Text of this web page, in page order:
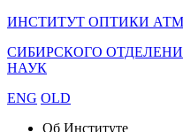
ИНСТИТУТ ОПТИКИ
СИБИРСКОГО
НАУК
ENG OLD
Об Институте